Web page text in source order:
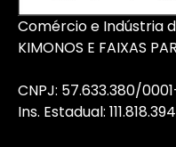
Comércio e Indústria
KIMONOS E FAIXAS
CNPJ: 57.633.380/
Ins. Estadual: